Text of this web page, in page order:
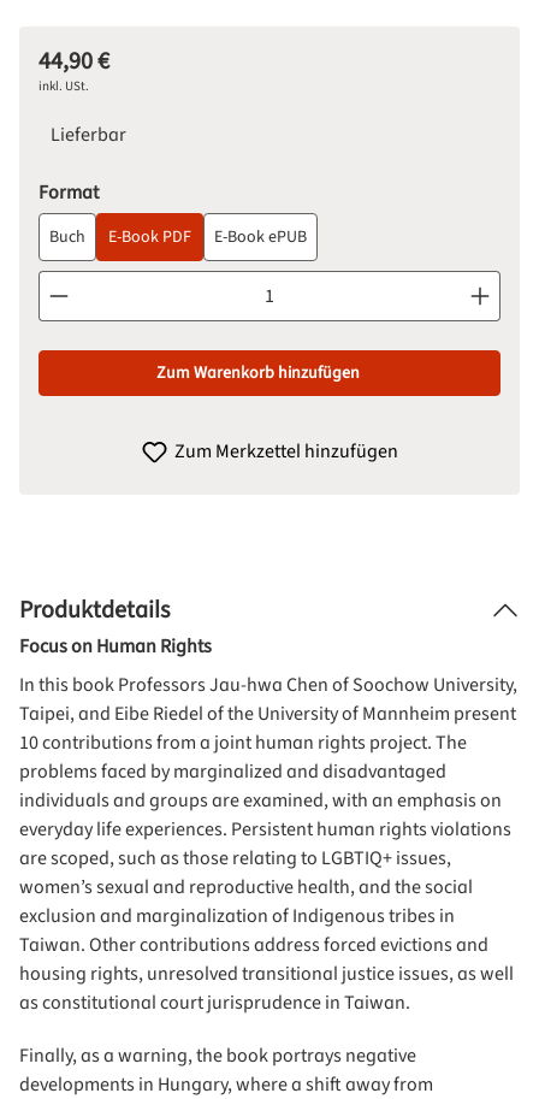
Regulärer Preis:
44,90 €
inkl. USt.
Lieferbar
Formatauswählen
Buch E-Book PDF E-Book ePUB
Produkt Anzahl: Gib den gewünschten Wert ein oder
Zum Warenkorb hinzufügen
Zum Merkzettel hinzufügen
Produktdetails
Focus on Human Rights
In this book Professors Jau-hwa Chen of Soochow University,
Taipei, and Eibe Riedel of the University of Mannheim present
10 contributions from a joint human rights project. The
problems faced by marginalized and disadvantaged
individuals and groups are examined, with an emphasis on
everyday life experiences. Persistent human rights violations
are scoped, such as those relating to LGBTIQ+ issues,
women’s sexual and reproductive health, and the social
exclusion and marginalization of Indigenous tribes in
Taiwan. Other contributions address forced evictions and
housing rights, unresolved transitional justice issues, as well
as constitutional court jurisprudence in Taiwan.
Finally, as a warning, the book portrays negative
developments in Hungary, where a shift away from